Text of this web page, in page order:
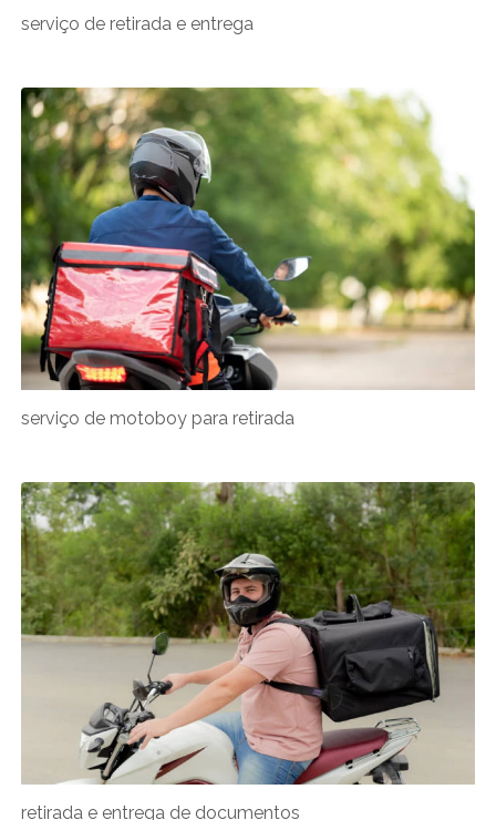
serviço de retirada e entrega
serviço de motoboy para retirada
retirada e entrega de documentos